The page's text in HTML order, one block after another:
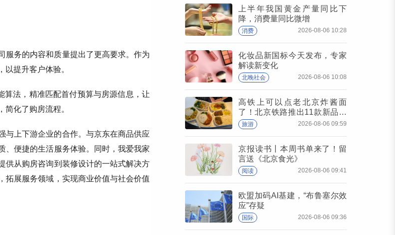
服务的内容和质量提出了更高要求。作为
提升客户体验。
算法，精准匹配首付预算与房源信息，让
化了购房流程。
与上下游企业的合作。与京东在商品供应
、便捷的生活服务体验。同时，我爱我家
供从购房咨询到装修设计的一站式解决方
拓展服务领域，实现商业价值与社会价值
上半年我国黄金产量同比下
降，消费量同比微增
消费 2026-08-06 10:28
化妆品新国标今天发布，专家
解读新变化
北晚社会 2026-08-06 10:08
高铁上可以点老北京炸酱面
了！北京铁路推出11款新品高
铁餐
旅游 2026-08-06 09:59
京报读书丨本周书单来了！留
言送《北京食光》
阅读 2026-08-06 09:41
欧盟加码AI基建，“布鲁塞尔效
应”存疑
国际 2026-08-06 09:36